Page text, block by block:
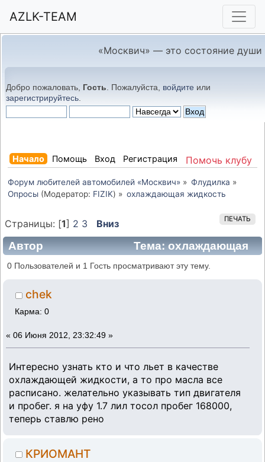
AZLK-TEAM
«Москвич» — это состояние души
Добро пожаловать, Гость . Пожалуйста, войдите или
зарегистрируйтесь
Помочь клубу
Начало Помощь Вход Регистрация
Форум любителей автомобилей «Москвич» » Флудилка »
Опросы (Модератор: FIZIK) » охлаждающая жидкость
ПЕЧАТЬ
Страницы: [1] 2 3 Вниз
Автор
Тема: охлаждающая
жидкость (Прочитано 7454 раз)
0 Пользователей и 1 Гость просматривают эту тему.
chek
Карма: 0
« 06 Июня 2012, 23:32:49 »
Интересно узнать кто и что льет в качестве
охлаждающей жидкости, а то про масла все
расписано. желательно указывать тип двигателя
и пробег. я на уфу 1.7 лил тосол пробег 168000,
теперь ставлю рено
КРИОМАНТ